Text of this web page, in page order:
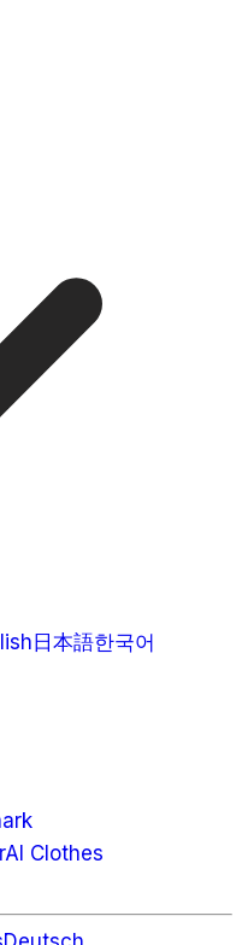
日本語한국어
AI Clothes